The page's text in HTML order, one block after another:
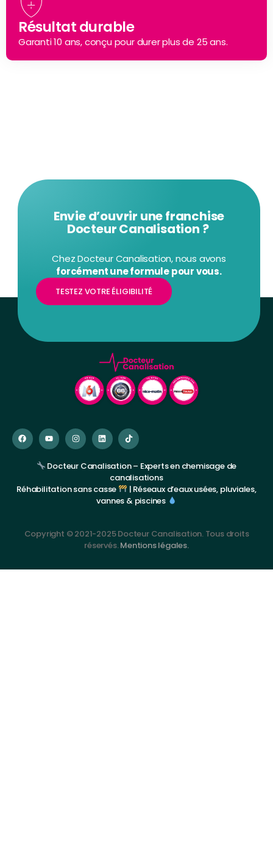
Résultat durable
Garanti 10 ans, conçu pour durer plus de 25 ans.
Envie d’ouvrir une franchise
Docteur Canalisation ?
Chez Docteur Canalisation, nous avons
forcément une formule pour vous.
TESTEZ VOTRE ÉLIGIBILITÉ
Docteur Canalisation – Experts en chemisage de
canalisations
Réhabilitation sans casse
| Réseaux d’eaux usées, pluviales,
vannes & piscines
Copyright © 2021-2025 Docteur Canalisation. Tous droits
réservés.Mentions légales.